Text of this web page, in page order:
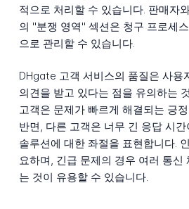
적으로 처리할 수 있습니다. 판매자
의 "분쟁 영역" 섹션은 청구 프로세
으로 관리할 수 있습니다.
DHgate 고객 서비스의 품질은 사용
의견을 받고 있다는 점을 유의하는
고객은 문제가 빠르게 해결되는 긍
반면, 다른 고객은 너무 긴 응답 시
솔루션에 대한 좌절을 표현합니다.
요하며, 긴급 문제의 경우 여러 통신
는 것이 유용할 수 있습니다.